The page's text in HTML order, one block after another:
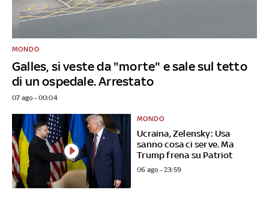
Galles, si veste da "morte" e sale sul tetto
di un ospedale. Arrestato
MONDO
07 ago - 00:04
Ucraina, Zelensky: Usa
sanno cosa ci serve. Ma
Trump frena su Patriot
MONDO
06 ago - 23:59